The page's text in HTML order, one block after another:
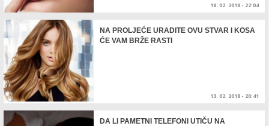
18. 02. 2018 - 22:04
NA PROLJEĆE URADITE OVU STVAR I KOSA
ĆE VAM BRŽE RASTI
13. 02. 2018 - 20:41
DA LI PAMETNI TELEFONI UTIČU NA